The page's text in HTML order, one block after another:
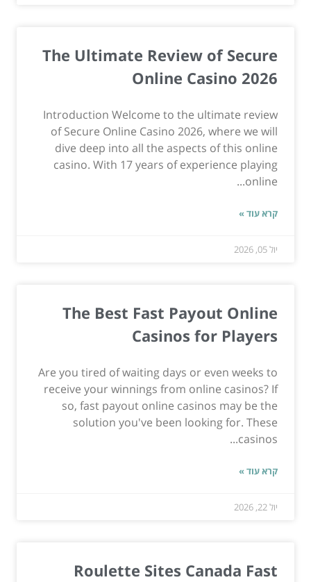
The Ultimate Review of Secure
Online Casino 2026
Introduction Welcome to the ultimate review
of Secure Online Casino 2026, where we will
dive deep into all the aspects of this online
casino. With 17 years of experience playing
online...
קרא עוד »
יול 05, 2026
The Best Fast Payout Online
Casinos for Players
Are you tired of waiting days or even weeks to
receive your winnings from online casinos? If
so, fast payout online casinos may be the
solution you've been looking for. These
casinos...
קרא עוד »
יול 22, 2026
Roulette Sites Canada Fast